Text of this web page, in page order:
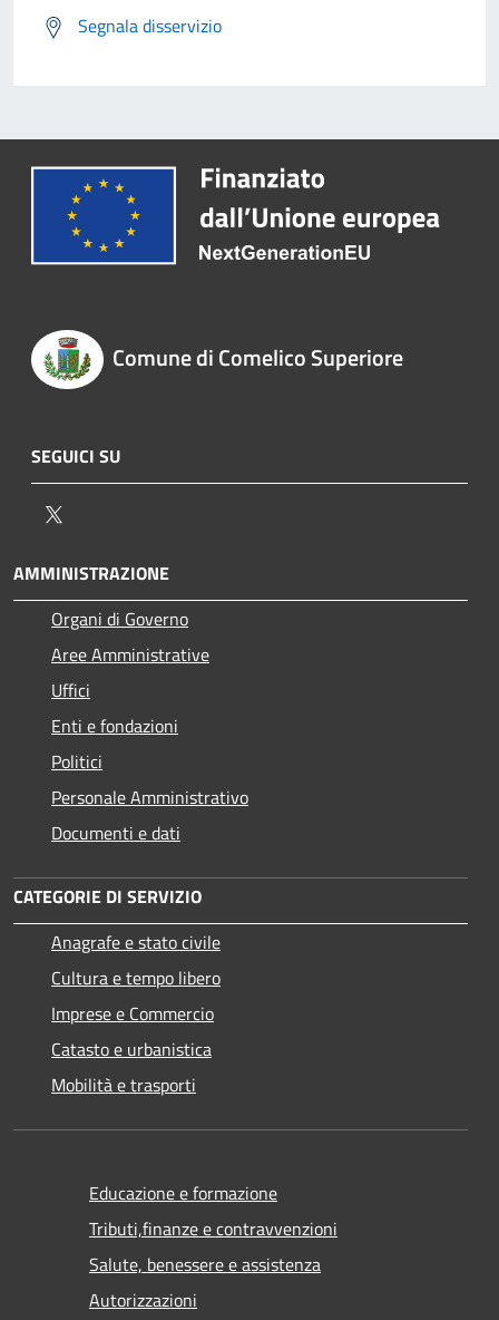
Segnala disservizio
Comune di Comelico Superiore
SEGUICI SU
AMMINISTRAZIONE
Organi di Governo
Aree Amministrative
Uffici
Enti e fondazioni
Politici
Personale Amministrativo
Documenti e dati
CATEGORIE DI SERVIZIO
Anagrafe e stato civile
Cultura e tempo libero
Imprese e Commercio
Catasto e urbanistica
Mobilità e trasporti
Educazione e formazione
Tributi,finanze e contravvenzioni
Salute, benessere e assistenza
Autorizzazioni